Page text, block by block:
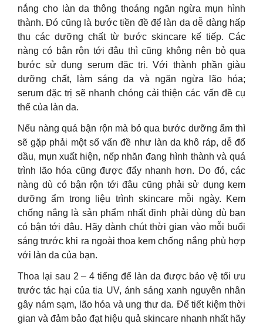
nắng cho làn da thông thoáng ngăn ngừa mụn hình
thành. Đó cũng là bước tiền đề để làn da dễ dàng hấp
thu các dưỡng chất từ bước skincare kế tiếp. Các
nàng có bận rộn tới đâu thì cũng không nên bỏ qua
bước sử dụng serum đặc trị. Với thành phần giàu
dưỡng chất, làm sáng da và ngăn ngừa lão hóa;
serum đặc trị sẽ nhanh chóng cải thiện các vấn đề cụ
thể của làn da.
Nếu nàng quá bận rộn mà bỏ qua bước dưỡng ẩm thì
sẽ gặp phải một số vấn đề như làn da khô ráp, dễ đổ
dầu, mụn xuất hiện, nếp nhăn đang hình thành và quá
trình lão hóa cũng được đẩy nhanh hơn. Do đó, các
nàng dù có bận rộn tới đâu cũng phải sử dụng kem
dưỡng ẩm trong liệu trình skincare mỗi ngày. Kem
chống nắng là sản phẩm nhất định phải dùng dù bạn
có bận tới đâu. Hãy dành chút thời gian vào mỗi buổi
sáng trước khi ra ngoài thoa kem chống nắng phù hợp
với làn da của bạn.
Thoa lại sau 2 – 4 tiếng để làn da được bảo vệ tối ưu
trước tác hại của tia UV, ánh sáng xanh nguyên nhân
gây nám sạm, lão hóa và ung thư da. Để tiết kiệm thời
gian và đảm bảo đạt hiệu quả skincare nhanh nhất hãy